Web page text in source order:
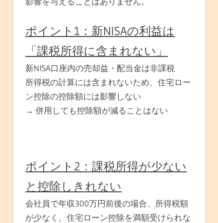
ポイント1：新NISAの利益は
「課税所得に含まれない」
新NISA口座内の売却益・配当金は非課税
所得税の計算には含まれないため、住宅ロー
ン控除の控除額には影響しない
→ 併用しても控除額が減ることはない
ポイント2：課税所得が少ない
と控除しきれない
会社員で年収300万円前後の場合、所得税額
が少なく、住宅ローン控除を満額受けられな